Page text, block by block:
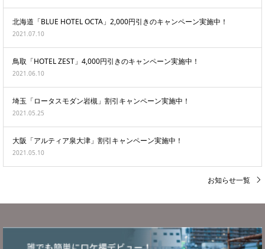
北海道「BLUE HOTEL OCTA」2,000円引きのキャンペーン実施中！
2021.07.10
鳥取「HOTEL ZEST」4,000円引きのキャンペーン実施中！
2021.06.10
埼玉「ロータスモダン岩槻」割引キャンペーン実施中！
2021.05.25
大阪「アルティア泉大津」割引キャンペーン実施中！
2021.05.10
お知らせ一覧